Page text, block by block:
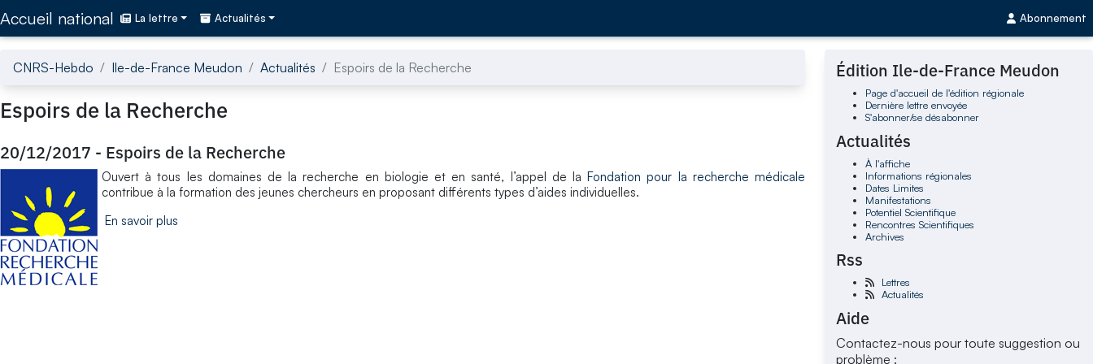
Accueil national La lettre Actualités Abonnement
CNRS-Hebdo Ile-de-France Meudon Actualités Espoirs de la Recherche
Espoirs de la Recherche
20/12/2017 - Espoirs de la Recherche
Ouvert à tous les domaines de la recherche en biologie et en santé, l’appel de laFondation pour la recherche médicale
contribue à la formation des jeunes chercheurs en proposant différents types d’aides individuelles.
En savoir plus
Édition Ile-de-France Meudon
Page d'accueil de l'édition régionale
Dernière lettre envoyée
S'abonner/se désabonner
Actualités
À l'affiche
Informations régionales
Dates Limites
Manifestations
Potentiel Scientifique
Rencontres Scientifiques
Archives
Rss
Lettres
Actualités
Aide
Contactez-nous pour toute suggestion ou
problème :